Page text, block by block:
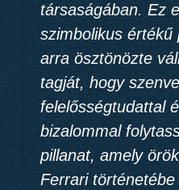
társaságában. Ez
szimbolikus értékű
arra ösztönözte
tagját, hogy
felelősségtudattal
bizalommal
pillanat, amely
Ferrari